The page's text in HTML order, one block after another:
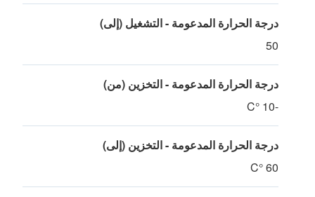
درجة الحرارة المدعومة - التشغيل (إلى)
50
درجة الحرارة المدعومة - التخزين (من)
-10 °C
درجة الحرارة المدعومة - التخزين (إلى)
60 °C